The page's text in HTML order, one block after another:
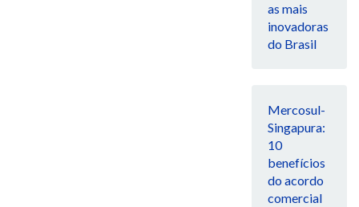
as mais
inovadoras
do Brasil
Mercosul-
Singapura:
10
benefícios
do acordo
comercial